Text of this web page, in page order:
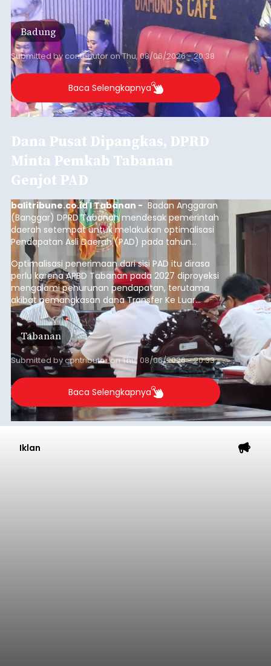
Badung
Submitted bycontributoronThu, 08/06/2026 - 20:38
Baca Selengkapnya
Dana Pusat Dipangkas, DPRD
Minta Pemkab Tabanan
Genjot PAD
balitribune.co.id I Tabanan - Badan Anggaran
(Banggar) DPRD Tabanan mendesak pemerintah
daerah setempat untuk melakukan optimalisasi
Pendapatan Asli Daerah (PAD) pada tahun
anggaran 2027.
Optimalisasi penerimaan dari sisi PAD itu dirasa
perlu karena APBD Tabanan pada 2027 diproyeksi
mengalami penurunan pendapatan, terutama
akibat pemangkasan dana Transfer Ke Luar
Daerah (TKD) dari pemerintah pusat.
Tabanan
Submitted bycontributoronThu, 08/06/2026 - 20:33
Baca Selengkapnya
Iklan